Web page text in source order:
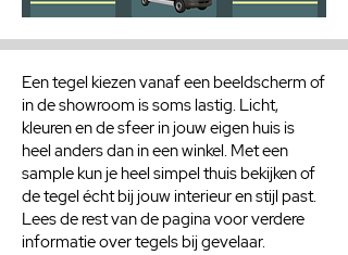
Een tegel kiezen vanaf een beeldscherm of
in de showroom is soms lastig. Licht,
kleuren en de sfeer in jouw eigen huis is
heel anders dan in een winkel. Met een
sample kun je heel simpel thuis bekijken of
de tegel écht bij jouw interieur en stijl past.
Lees de rest van de pagina voor verdere
informatie over tegels bij gevelaar.